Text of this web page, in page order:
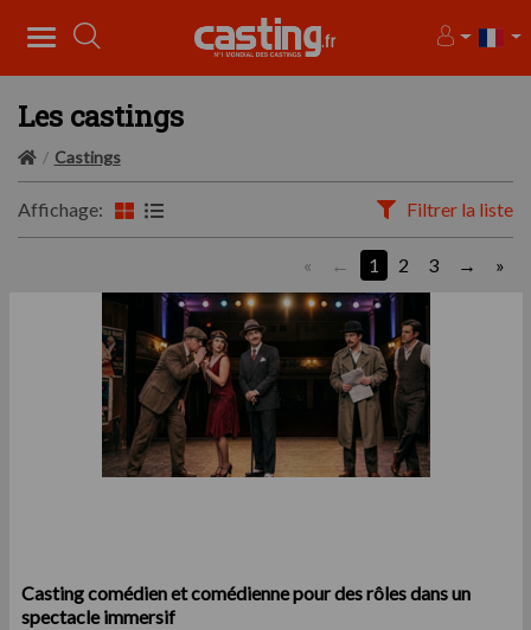
Les castings
Castings
Affichage: Filtrer la liste
« 1 2 3 »
Casting comédien et comédienne pour des rôles dans un
spectacle immersif